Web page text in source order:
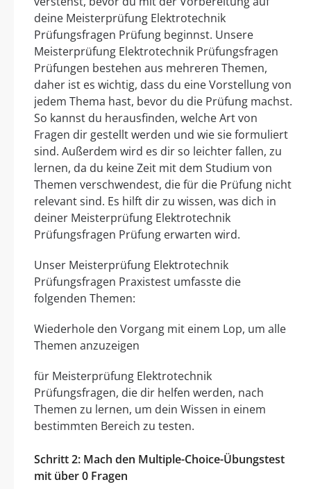
deine Meisterprüfung Elektrotechnik
Prüfungsfragen Prüfung beginnst. Unsere
Meisterprüfung Elektrotechnik Prüfungsfragen
Prüfungen bestehen aus mehreren Themen,
daher ist es wichtig, dass du eine Vorstellung von
jedem Thema hast, bevor du die Prüfung machst.
So kannst du herausfinden, welche Art von
Fragen dir gestellt werden und wie sie formuliert
sind. Außerdem wird es dir so leichter fallen, zu
lernen, da du keine Zeit mit dem Studium von
Themen verschwendest, die für die Prüfung nicht
relevant sind. Es hilft dir zu wissen, was dich in
deiner Meisterprüfung Elektrotechnik
Prüfungsfragen Prüfung erwarten wird.
Unser Meisterprüfung Elektrotechnik
Prüfungsfragen Praxistest umfasste die
folgenden Themen:
Wiederhole den Vorgang mit einem Lop, um alle
Themen anzuzeigen
für Meisterprüfung Elektrotechnik
Prüfungsfragen, die dir helfen werden, nach
Themen zu lernen, um dein Wissen in einem
bestimmten Bereich zu testen.
Schritt 2: Mach den Multiple-Choice-Übungstest
mit über 0 Fragen